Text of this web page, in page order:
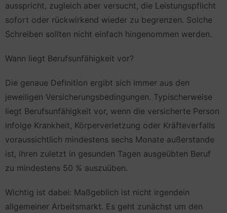
ausspricht, zugleich aber versucht, die Leistungspflicht
sofort oder rückwirkend wieder zu begrenzen. Solche
Schreiben sollten nicht einfach hingenommen werden.
Wann liegt Berufsunfähigkeit vor?
Die genaue Definition ergibt sich immer aus den
jeweiligen Versicherungsbedingungen. Typischerweise
liegt Berufsunfähigkeit vor, wenn die versicherte Person
infolge Krankheit, Körperverletzung oder Kräfteverfalls
voraussichtlich mindestens sechs Monate außerstande
ist, ihren zuletzt in gesunden Tagen ausgeübten Beruf
zu mindestens 50 % auszuüben.
Wichtig ist dabei: Maßgeblich ist nicht irgendein
allgemeiner Arbeitsmarkt. Es geht zunächst um den